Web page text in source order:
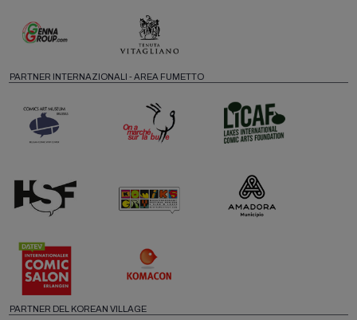
PARTNER INTERNAZIONALI - AREA FUMETTO
PARTNER DEL KOREAN VILLAGE